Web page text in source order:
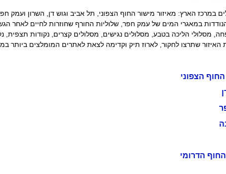
הארץ: מאיזור מישור החוף הצפוני, תל אביב וגוש דן, השרון ועמק
במאגרי המים של עמק חפר, שלוליות החורף שחוזרות לחיים לאחר
מסלולי הליכה בטבע, מסלולים נגישים, מסלולים קצרים, נקודות תצפית,
שתרצו לחקור, לארוז תיק וקדימה לצאת לאתרים המומלצים ביותר
הצפוני
הדרומי